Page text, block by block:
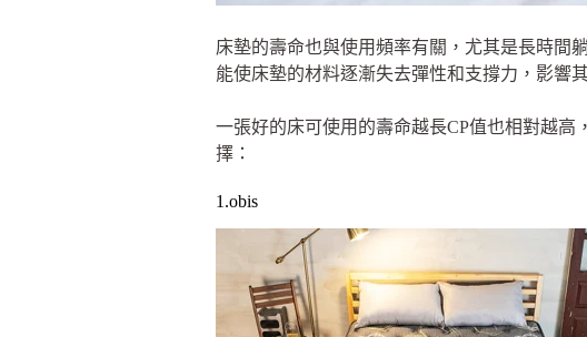
床墊的壽命也與使用頻率有關，尤其是長時間
能使床墊的材料逐漸失去彈性和支撐力，影響
一張好的床可使用的壽命越長CP值也相對越
擇：
1.obis